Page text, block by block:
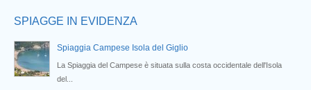
SPIAGGE IN EVIDENZA
Spiaggia Campese Isola del Giglio
La Spiaggia del Campese è situata sulla costa occidentale dell'Isola
del...